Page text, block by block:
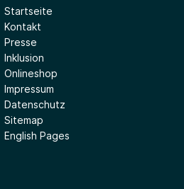
Startseite
Kontakt
Presse
Inklusion
Onlineshop
Impressum
Datenschutz
Sitemap
English Pages